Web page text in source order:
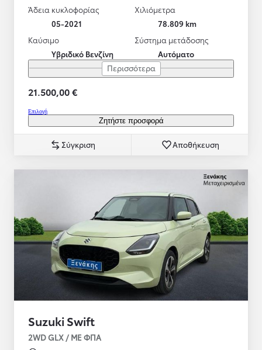
Άδεια κυκλοφορίας
05-2021
Χιλιόμετρα
78.809 km
Καύσιμο
Υβριδικό Βενζίνη
Σύστημα μετάδοσης
Αυτόματο
Περισσότερα
21.500,00 €
Επιλογή
Ζητήστε προσφορά
Σύγκριση Αποθήκευση
Suzuki Swift
2WD GLX / ΜΕ ΦΠΑ